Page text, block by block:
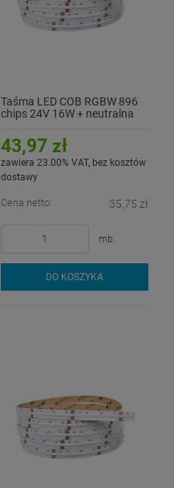
Taśma LED COB RGBW 896
chips 24V 16W + neutralna
43,97 zł
zawiera 23.00% VAT, bez kosztów
dostawy
Cena netto: 35,75 zł
mb.
DO KOSZYKA